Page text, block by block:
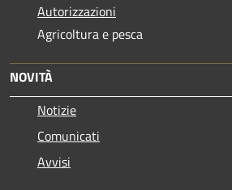
Autorizzazioni
Agricoltura e pesca
NOVITÀ
Notizie
Comunicati
Avvisi